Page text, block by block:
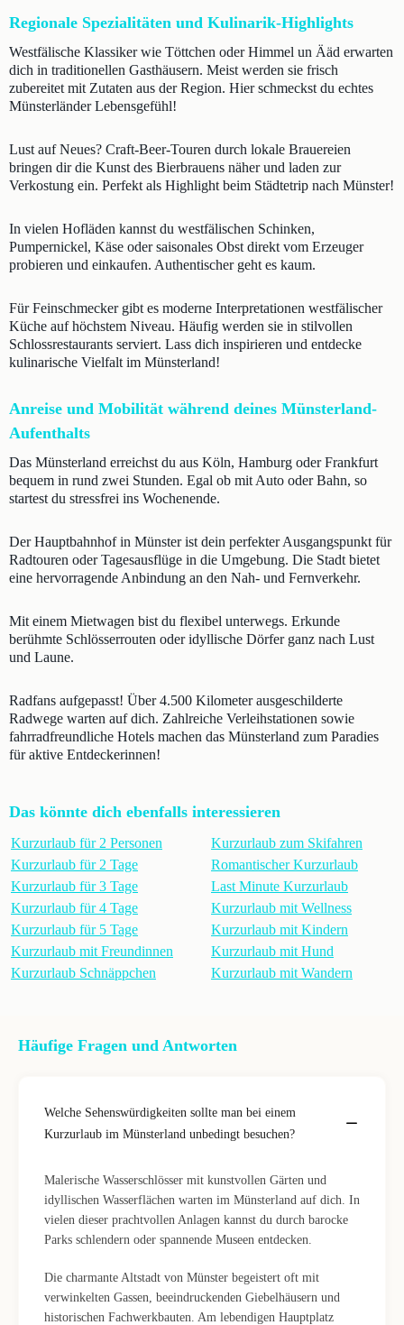
Regionale Spezialitäten und Kulinarik-Highlights
Westfälische Klassiker wie Töttchen oder Himmel un Ääd erwarten
dich in traditionellen Gasthäusern. Meist werden sie frisch
zubereitet mit Zutaten aus der Region. Hier schmeckst du echtes
Münsterländer Lebensgefühl!
Lust auf Neues? Craft-Beer-Touren durch lokale Brauereien
bringen dir die Kunst des Bierbrauens näher und laden zur
Verkostung ein. Perfekt als Highlight beim Städtetrip nach Münster!
In vielen Hofläden kannst du westfälischen Schinken,
Pumpernickel, Käse oder saisonales Obst direkt vom Erzeuger
probieren und einkaufen. Authentischer geht es kaum.
Für Feinschmecker gibt es moderne Interpretationen westfälischer
Küche auf höchstem Niveau. Häufig werden sie in stilvollen
Schlossrestaurants serviert. Lass dich inspirieren und entdecke
kulinarische Vielfalt im Münsterland!
Anreise und Mobilität während deines Münsterland-
Aufenthalts
Das Münsterland erreichst du aus Köln, Hamburg oder Frankfurt
bequem in rund zwei Stunden. Egal ob mit Auto oder Bahn, so
startest du stressfrei ins Wochenende.
Der Hauptbahnhof in Münster ist dein perfekter Ausgangspunkt für
Radtouren oder Tagesausflüge in die Umgebung. Die Stadt bietet
eine hervorragende Anbindung an den Nah- und Fernverkehr.
Mit einem Mietwagen bist du flexibel unterwegs. Erkunde
berühmte Schlösserrouten oder idyllische Dörfer ganz nach Lust
und Laune.
Radfans aufgepasst! Über 4.500 Kilometer ausgeschilderte
Radwege warten auf dich. Zahlreiche Verleihstationen sowie
fahrradfreundliche Hotels machen das Münsterland zum Paradies
für aktive Entdeckerinnen!
Das könnte dich ebenfalls interessieren
Kurzurlaub für 2 Personen
Kurzurlaub für 2 Tage
Kurzurlaub für 3 Tage
Kurzurlaub für 4 Tage
Kurzurlaub für 5 Tage
Kurzurlaub mit Freundinnen
Kurzurlaub Schnäppchen
Kurzurlaub zum Skifahren
Romantischer Kurzurlaub
Last Minute Kurzurlaub
Kurzurlaub mit Wellness
Kurzurlaub mit Kindern
Kurzurlaub mit Hund
Kurzurlaub mit Wandern
Häufige Fragen und Antworten
Welche Sehenswürdigkeiten sollte man bei einem
Kurzurlaub im Münsterland unbedingt besuchen?
Malerische Wasserschlösser mit kunstvollen Gärten und
idyllischen Wasserflächen warten im Münsterland auf dich. In
vielen dieser prachtvollen Anlagen kannst du durch barocke
Parks schlendern oder spannende Museen entdecken.
Die charmante Altstadt von Münster begeistert oft mit
verwinkelten Gassen, beeindruckenden Giebelhäusern und
historischen Fachwerkbauten. Am lebendigen Hauptplatz